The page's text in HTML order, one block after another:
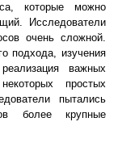
которые можно
Исследователи
очень сложной.
подхода, изучения
важных
простых
пытались
более крупные